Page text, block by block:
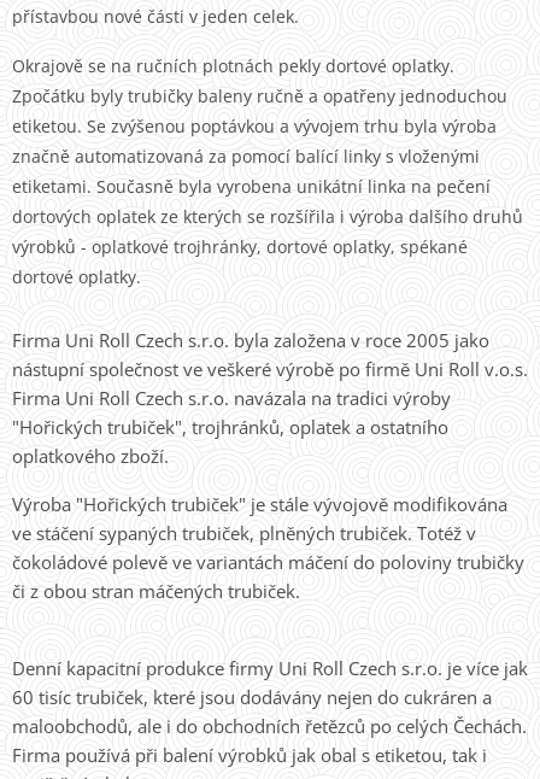
přístavbou nové části v jeden celek.
Okrajově se na ručních plotnách pekly dortové oplatky.
Zpočátku byly trubičky baleny ručně a opatřeny jednoduchou
etiketou. Se zvýšenou poptávkou a vývojem trhu byla výroba
značně automatizovaná za pomocí balící linky s vloženými
etiketami. Současně byla vyrobena unikátní linka na pečení
dortových oplatek ze kterých se rozšířila i výroba dalšího druhů
výrobků - oplatkové trojhránky, dortové oplatky, spékané
dortové oplatky.
Firma Uni Roll Czech s.r.o. byla založena v roce 2005 jako
nástupní společnost ve veškeré výrobě po firmě Uni Roll v.o.s.
Firma Uni Roll Czech s.r.o. navázala na tradici výroby
"Hořických trubiček", trojhránků, oplatek a ostatního
oplatkového zboží.
Výroba "Hořických trubiček" je stále vývojově modifikována
ve stáčení sypaných trubiček, plněných trubiček. Totéž v
čokoládové polevě ve variantách máčení do poloviny trubičky
či z obou stran máčených trubiček.
Denní kapacitní produkce firmy Uni Roll Czech s.r.o. je více jak
60 tisíc trubiček, které jsou dodávány nejen do cukráren a
maloobchodů, ale i do obchodních řetězců po celých Čechách.
Firma používá při balení výrobků jak obal s etiketou, tak i